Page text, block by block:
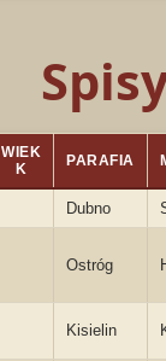
WIEK
K
PARAFIA
Dubno
Ostróg
Kisielin